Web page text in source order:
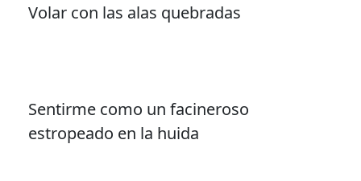
Volar con las alas quebradas
Sentirme como un facineroso
estropeado en la huida